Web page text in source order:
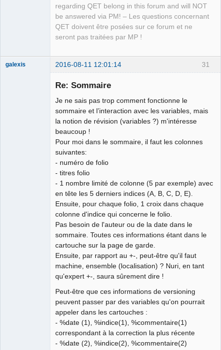
regarding QET belong in this forum and will NOT
be answered via PM! – Les questions concernant
QET doivent être posées sur ce forum et ne
seront pas traitées par MP !
31
galexis 2016-08-11 12:01:14
Re: Sommaire
Je ne sais pas trop comment fonctionne le
sommaire et l’interaction avec les variables, mais
la notion de révision (variables ?) m'intéresse
beaucoup !
Pour moi dans le sommaire, il faut les colonnes
suivantes:
- numéro de folio
- titres folio
- 1 nombre limité de colonne (5 par exemple) avec
en tête les 5 derniers indices (A, B, C, D, E).
Ensuite, pour chaque folio, 1 croix dans chaque
colonne d'indice qui concerne le folio.
Pas besoin de l'auteur ou de la date dans le
sommaire. Toutes ces informations étant dans le
cartouche sur la page de garde.
Ensuite, par rapport au +-, peut-être qu'il faut
machine, ensemble (localisation) ? Nuri, en tant
qu'expert +-, saura sûrement dire !
Peut-être que ces informations de versioning
peuvent passer par des variables qu'on pourrait
appeler dans les cartouches :
- %date (1), %indice(1), %commentaire(1)
correspondant à la correction la plus récente
- %date (2), %indice(2), %commentaire(2)